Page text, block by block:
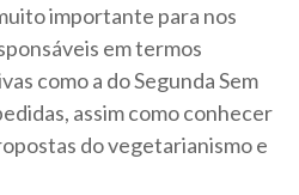
importante para nos
em termos
como a do Segunda Sem
assim como conhecer
do vegetarianismo e